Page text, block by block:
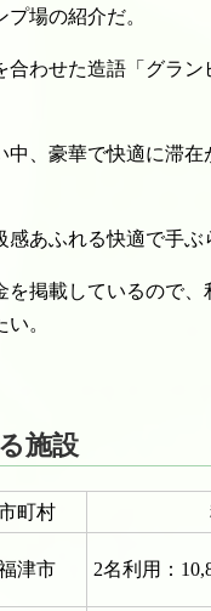
場の紹介だ。
合わせた造語「グラ
、豪華で快適に滞
あふれる快適で手ぶ
掲載しているので
。
施設
町村
津市 2名利用：